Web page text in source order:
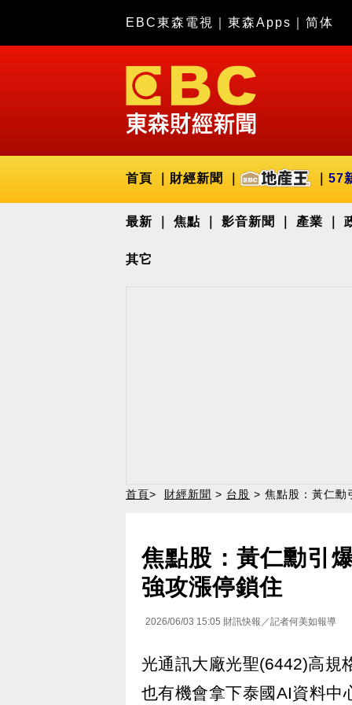
EBC東森電視 東森Apps 简体
首頁 財經新聞 57
最新 焦點 影音新聞 產業
其它
首頁> 財經新聞 > 台股 > 焦點股：黃仁勳
焦點股：黃仁勳引
強攻漲停鎖住
2026/06/03 15:05 財訊快報／記者何美如報導
光通訊大廠光聖(6442)高規
也有機會拿下泰國AI資料中